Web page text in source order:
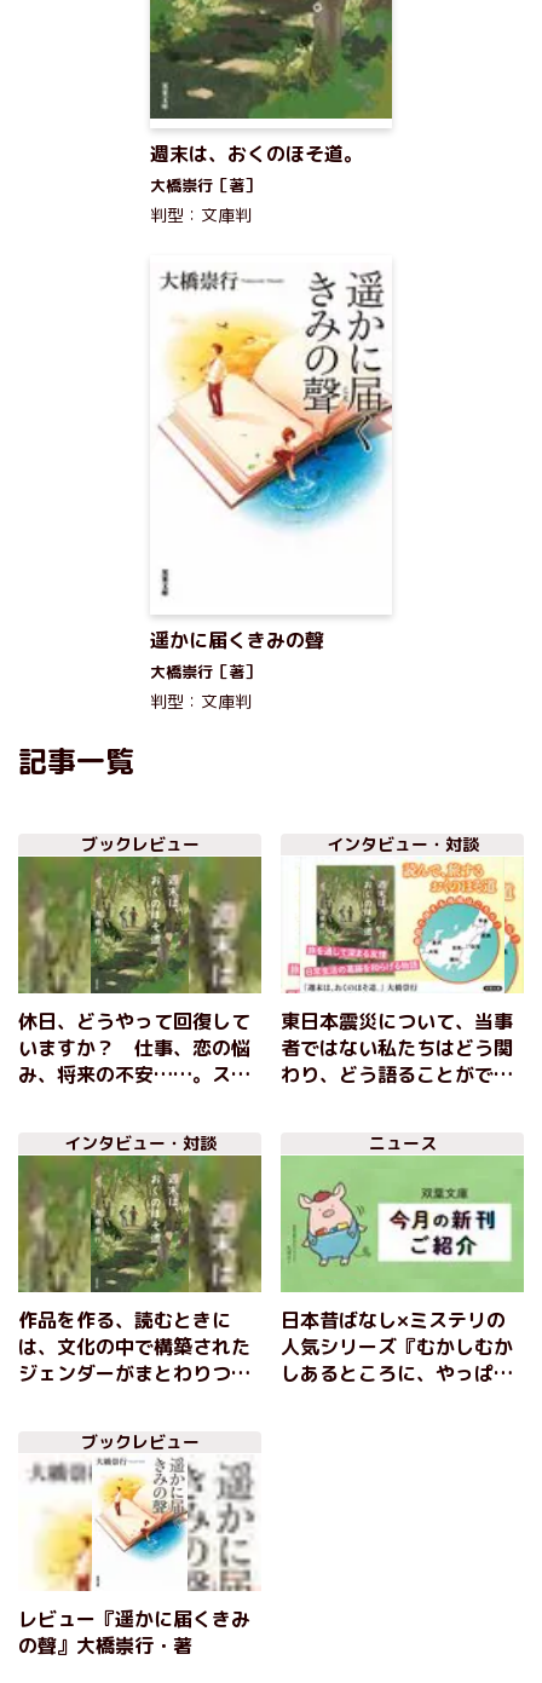
週末は、おくのほそ道。
大橋崇行［著］
判型：文庫判
遥かに届くきみの聲
大橋崇行［著］
判型：文庫判
記事一覧
ブックレビュー
休日、どうやって回復して
いますか？ 仕事、恋の悩
み、将来の不安……。スト
メ 『週末は、おくのほそ
道。』大橋崇行
インタビュー・対談
東日本震災について、当事
者ではない私たちはどう関
わり、どう語ることができ
『週末は、おくのほそ
道。』大橋崇行氏インタビ
ュー（後編）
インタビュー・対談
作品を作る、読むときに
は、文化の中で構築された
ジェンダーがまとわりつい
た一冊──古典の聖地巡礼
をする女ふたり旅を描く
『週末は、おくのほそ
道。』大橋崇行氏インタビ
ュー（前編）
ニュース
日本昔ばなし×ミステリの
人気シリーズ『むかしむか
しあるところに、やっぱり
ブックレビュー
レビュー『遥かに届くきみ
の聲』大橋崇行・著